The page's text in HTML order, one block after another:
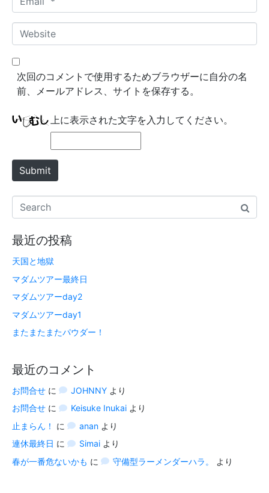
*
m
a
*
W
e
b
e
次回のコメントで使用するためブラウザーに自分の名
前、メールアドレス、サイトを保存する。
上に表示された文字を入力してください。
Submit
最近の投稿
天国と地獄
マダムツアー最終日
マダムツアーday2
マダムツアーday1
またまたまたパウダー！
最近のコメント
お問合せ に JOHNNYより
お問合せ に Keisuke Inukaiより
止まらん！
に ananより
連休最終日 に Simaiより
春が一番危ないかも に 守備型ラーメンダーハラ。 より